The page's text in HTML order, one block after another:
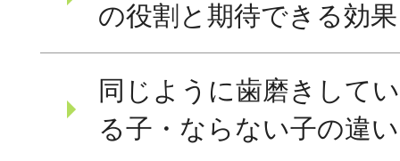
の役割と期待できる効果
同じように歯磨きして
る子・ならない子の違い